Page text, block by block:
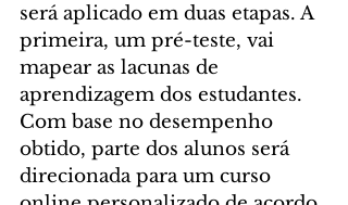
será aplicado em duas etapas. A
primeira, um pré-teste, vai
mapear as lacunas de
aprendizagem dos estudantes.
Com base no desempenho
obtido, parte dos alunos será
direcionada para um curso